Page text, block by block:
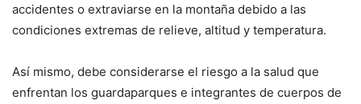
accidentes o extraviarse en la montaña debido a las
condiciones extremas de relieve, altitud y temperatura.
Así mismo, debe considerarse el riesgo a la salud que
enfrentan los guardaparques e integrantes de cuerpos de